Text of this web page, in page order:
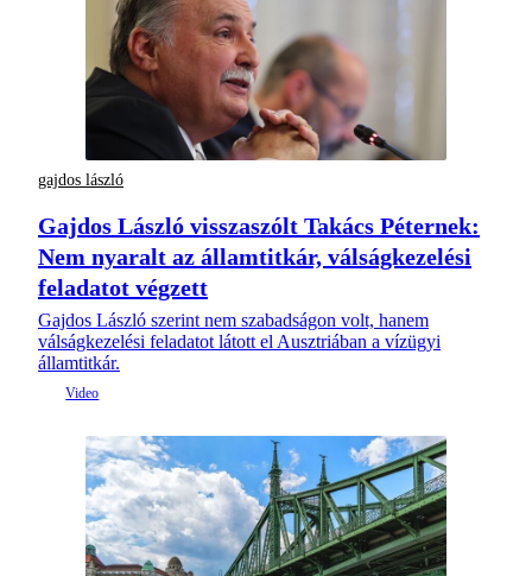
gajdos lászló
Gajdos László visszaszólt Takács Péternek:
Nem nyaralt az államtitkár, válságkezelési
feladatot végzett
Gajdos László szerint nem szabadságon volt, hanem
válságkezelési feladatot látott el Ausztriában a vízügyi
államtitkár.